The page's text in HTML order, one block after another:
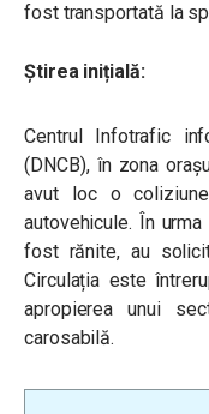
fost transportată la
Știrea inițială:
Centrul Infotrafic
(DNCB), în zona
avut loc o
autovehicule. În
fost rănite, au
Circulația este
apropierea unui
carosabilă.